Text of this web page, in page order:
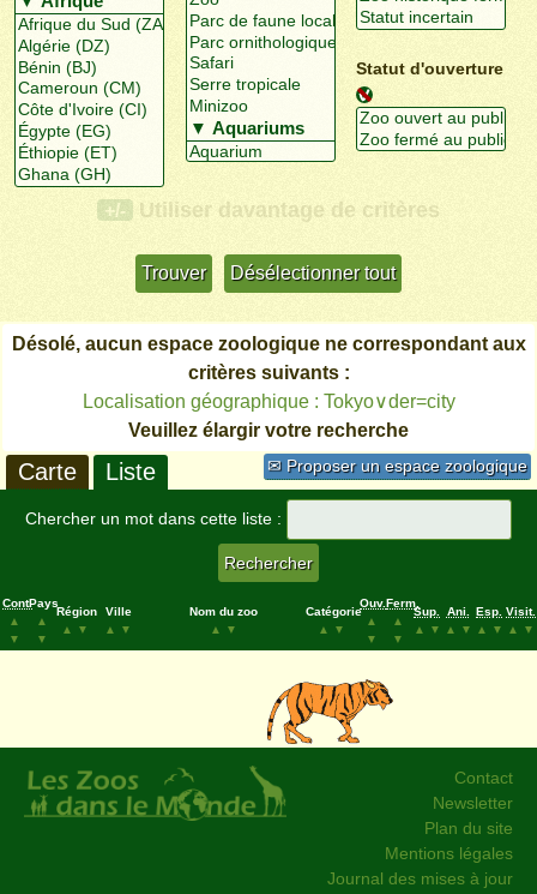
Statut d'ouverture
+/- Utiliser davantage de critères
Désolé, aucun espace zoologique ne correspondant aux
critères suivants :
Localisation géographique : Tokyo∨der=city
Veuillez élargir votre recherche
✉ Proposer un espace zoologique
Carte Liste
Chercher un mot dans cette liste :
Cont.
▲
▼
Pays
▲
▼
Région
▲
▼
Ville
▲
▼
Nom du zoo
▲
▼
Catégorie
▲
▼
Ouv.
▲
▼
Ferm.
▲
▼
Sup.
▲
▼
Ani.
▲
▼
Esp.
▲
▼
Visit.
▲
▼
Contact
Newsletter
Plan du site
Mentions légales
Journal des mises à jour